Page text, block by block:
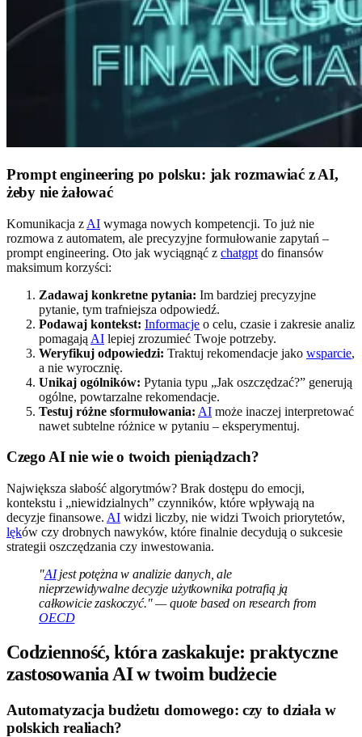
Prompt engineering po polsku: jak rozmawiać z AI,
żeby nie żałować
Komunikacja z AI wymaga nowych kompetencji. To już nie
rozmowa z automatem, ale precyzyjne formułowanie zapytań –
prompt engineering. Oto jak wyciągnąć z chatgpt do finansów
maksimum korzyści:
Zadawaj konkretne pytania: Im bardziej precyzyjne
pytanie, tym trafniejsza odpowiedź.
Podawaj kontekst: Informacje o celu, czasie i zakresie analiz
pomagają AI lepiej zrozumieć Twoje potrzeby.
Weryfikuj odpowiedzi: Traktuj rekomendacje jako wsparcie,
a nie wyrocznię.
Unikaj ogólników: Pytania typu „Jak oszczędzać?” generują
ogólne, powtarzalne rekomendacje.
Testuj różne sformułowania: AI może inaczej interpretować
nawet subtelne różnice w pytaniu – eksperymentuj.
Czego AI nie wie o twoich pieniądzach?
Największa słabość algorytmów? Brak dostępu do emocji,
kontekstu i „niewidzialnych” czynników, które wpływają na
decyzje finansowe. AI widzi liczby, nie widzi Twoich priorytetów,
lęków czy drobnych nawyków, które finalnie decydują o sukcesie
strategii oszczędzania czy inwestowania.
"AIjest potężna w analizie danych, ale
nieprzewidywalne decyzje użytkownika potrafią ją
całkowicie zaskoczyć." — quote based on research from
OECD
Codzienność, która zaskakuje: praktyczne
zastosowania AI w twoim budżecie
Automatyzacja budżetu domowego: czy to działa w
polskich realiach?